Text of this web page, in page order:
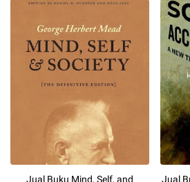
Jual Buku Mind, Self, and Jual